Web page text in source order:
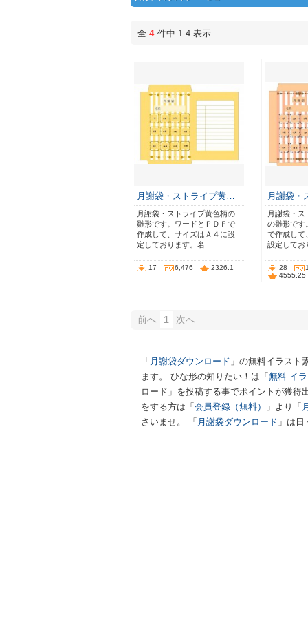
全 4 件中 1-4 表示
月謝袋・ストライプ黄…
月謝袋・ストライプ黄色柄の
雛形です。ワードとＰＤＦで
作成して、サイズはＡ４に設
定しております。名…
17 6,476 2326.1
月謝袋・
月謝袋・ス
の雛形です
で作成して
設定して
28
4555.25
前へ 1 次へ
「 月謝袋ダウンロード 」の無料イラスト
ます。 ひな形の知りたい！は「 無料 イ
ロード」を投稿する事でポイントが獲
をする方は「 会員登録（無料） 」より「
さいませ。 「 月謝袋ダウンロード 」は